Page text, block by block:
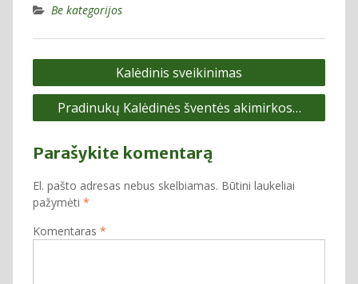
Be kategorijos
Navigacija
tarp
įrašų
Kalėdinis sveikinimas
Pradinukų Kalėdinės šventės akimirkos…
Parašykite komentarą
El. pašto adresas nebus skelbiamas. Būtini laukeliai
pažymėti *
Komentaras *